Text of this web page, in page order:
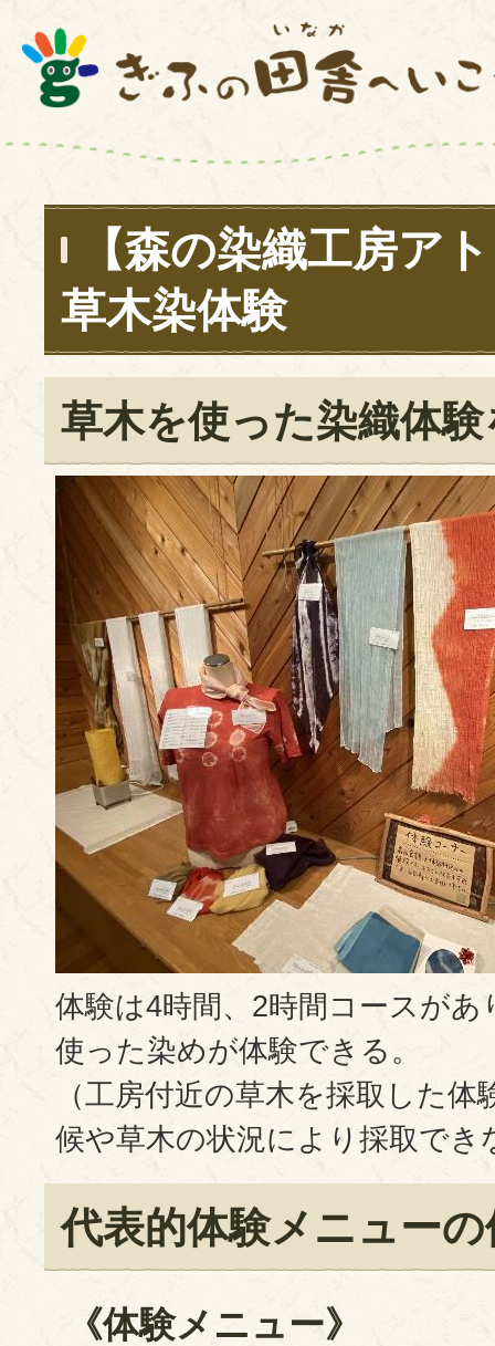
【森の染織工房ア
草木染体験
草木を使った染織体
体験は4時間、2時間コースがあ
使った染めが体験できる。
（工房付近の草木を採取した
候や草木の状況により採取でき
代表的体験メニュー
《体験メニュー》